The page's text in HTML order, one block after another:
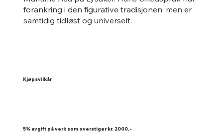
forankring i den figurative tradisjonen, men er
samtidig tidløst og universelt.
Kjøpsvilkår
5% avgift på verk som overstiger kr. 2000,-